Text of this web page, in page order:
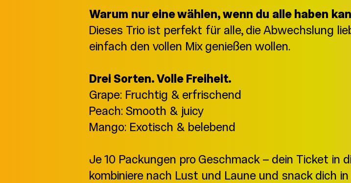
Warum nur eine wählen, wenn du alle haben
Dieses Trio ist perfekt für alle, die Abwechslung
einfach den vollen Mix genießen wollen.
Drei Sorten. Volle Freiheit.
Grape: Fruchtig & erfrischend
Peach: Smooth & juicy
Mango: Exotisch & belebend
Je 10 Packungen pro Geschmack – dein Ticket in
kombiniere nach Lust und Laune und snack dich